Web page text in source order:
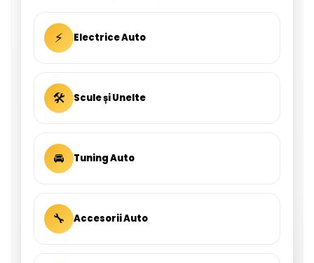
⚡ Electrice Auto
🛠 Scule și Unelte
🚘 Tuning Auto
🔧 Accesorii Auto